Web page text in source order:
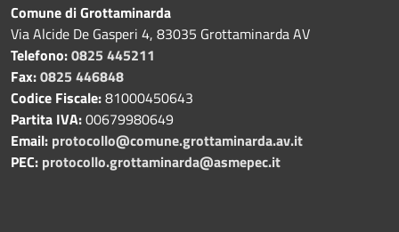
Comune di Grottaminarda
Via Alcide De Gasperi 4, 83035 Grottaminarda AV
Telefono:0825 445211
Fax:0825 446848
Codice Fiscale:81000450643
Partita IVA:00679980649
Email: protocollo@comune.grottaminarda.av.it
PEC: protocollo.grottaminarda@asmepec.it